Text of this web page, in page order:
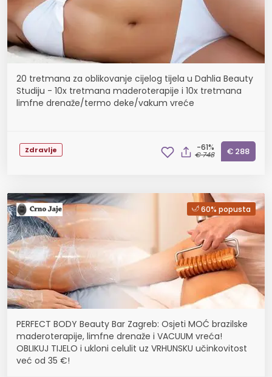
20 tretmana za oblikovanje cijelog tijela u Dahlia Beauty
Studiju - 10x tretmana maderoterapije i 10x tretmana
limfne drenaže/termo deke/vakum vreće
Zdravlje -61%
€ 748 € 288
60% popusta
PERFECT BODY Beauty Bar Zagreb: Osjeti MOĆ brazilske
maderoterapije, limfne drenaže i VACUUM vreća!
OBLIKUJ TIJELO i ukloni celulit uz VRHUNSKU učinkovitost
već od 35 €!